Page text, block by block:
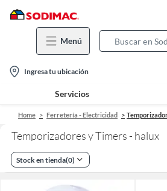
Menú
location-
icon
Ingresa tu ubicación
Servicios
Home Ferretería - Electricidad
Temporizadores y Timers - halux
Stock en tienda(0)